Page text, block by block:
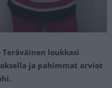
loukkasi
ja pahimmat arviot